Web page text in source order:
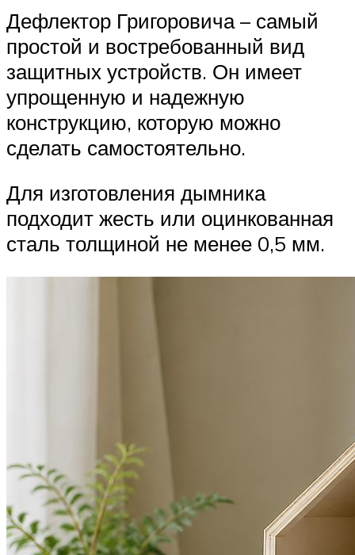
Дефлектор Григоровича – самый
простой и востребованный вид
защитных устройств. Он имеет
упрощенную и надежную
конструкцию, которую можно
сделать самостоятельно.
Для изготовления дымника
подходит жесть или оцинкованная
сталь толщиной не менее 0,5 мм.